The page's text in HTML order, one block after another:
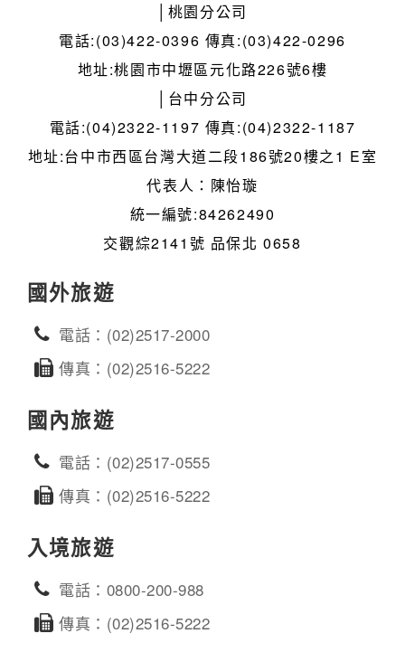
│桃園分公司
電話:(03)422-0396 傳真:(03)422-0296
地址:桃園市中壢區元化路226號6樓
│台中分公司
電話:(04)2322-1197 傳真:(04)2322-1187
地址:台中市西區台灣大道二段186號20樓之1 E室
代表人：陳怡璇
統一編號:84262490
交觀綜2141號 品保北 0658
國外旅遊
電話：(02)2517-2000
傳真：(02)2516-5222
國內旅遊
電話：(02)2517-0555
傳真：(02)2516-5222
入境旅遊
電話：0800-200-988
傳真：(02)2516-5222